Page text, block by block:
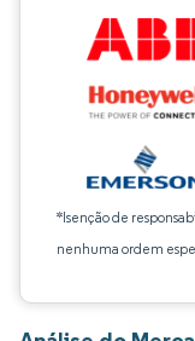
*Isenção de
nenhuma ordem